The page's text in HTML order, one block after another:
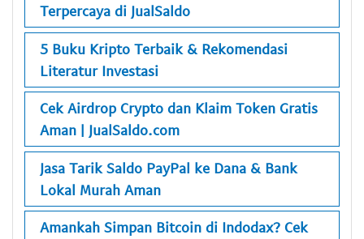
Terpercaya di JualSaldo
5 Buku Kripto Terbaik & Rekomendasi
Literatur Investasi
Cek Airdrop Crypto dan Klaim Token Gratis
Aman | JualSaldo.com
Jasa Tarik Saldo PayPal ke Dana & Bank
Lokal Murah Aman
Amankah Simpan Bitcoin di Indodax? Cek